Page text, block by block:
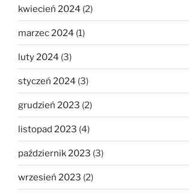
kwiecień 2024 (2)
marzec 2024 (1)
luty 2024 (3)
styczeń 2024 (3)
grudzień 2023 (2)
listopad 2023 (4)
październik 2023 (3)
wrzesień 2023 (2)